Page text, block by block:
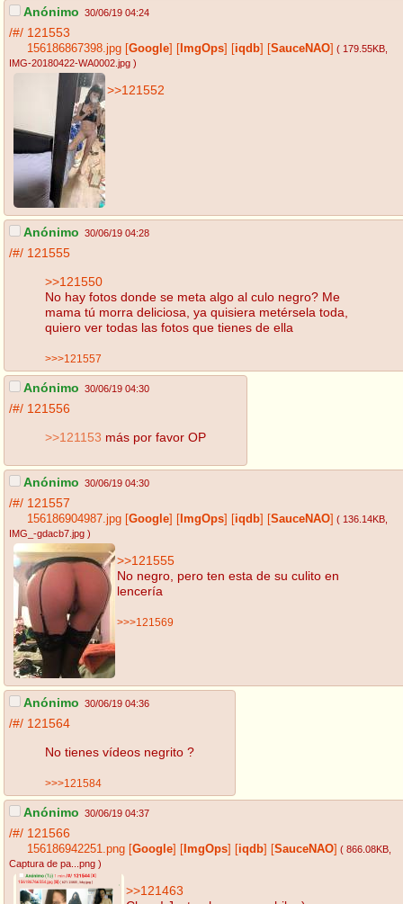
Anónimo 30/06/19 04:24
/#/ 121553
156186867398.jpg Google ImgOps iqdb SauceNAO ( 179.55KB
IMG-20180422-WA0002.jpg )
>>121552
Anónimo 30/06/19 04:28
/#/ 121555
>>121550
No hay fotos donde se meta algo al culo negro? Me
mama tú morra deliciosa, ya quisiera metérsela toda,
quiero ver todas las fotos que tienes de ella
>>>121557
Anónimo 30/06/19 04:30
/#/ 121556
>>121153 más por favor OP
Anónimo 30/06/19 04:30
/#/ 121557
156186904987.jpg Google ImgOps iqdb SauceNAO ( 136.14KB
IMG_-gdacb7.jpg )
>>121555
No negro, pero ten esta de su culito en
lencería
>>>121569
Anónimo 30/06/19 04:36
/#/ 121564
No tienes vídeos negrito ?
>>>121584
Anónimo 30/06/19 04:37
/#/ 121566
156186942251.png Google ImgOps iqdb SauceNAO ( 866.08KB
Captura de pa...png )
>>121463